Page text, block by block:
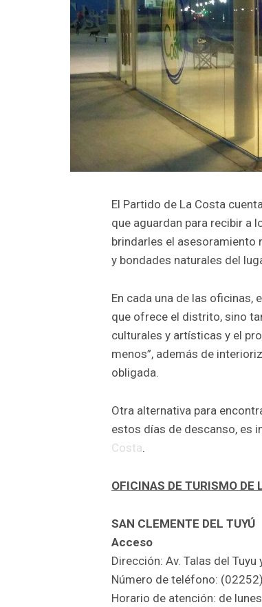
El Partido de La Costa
que aguardan para recibir a
brindarles el asesoramiento
y bondades naturales del
En cada una de las
que ofrece el distrito, sino
culturales y artísticas y el
menos”, además de
obligada.
Otra alternativa para
estos días de descanso, es
Costa.
OFICINAS DE TURISMO DE
SAN CLEMENTE DEL TUYÚ
Acceso
Dirección: Av. Talas del Tuyu
Número de teléfono:
Horario de atención: de